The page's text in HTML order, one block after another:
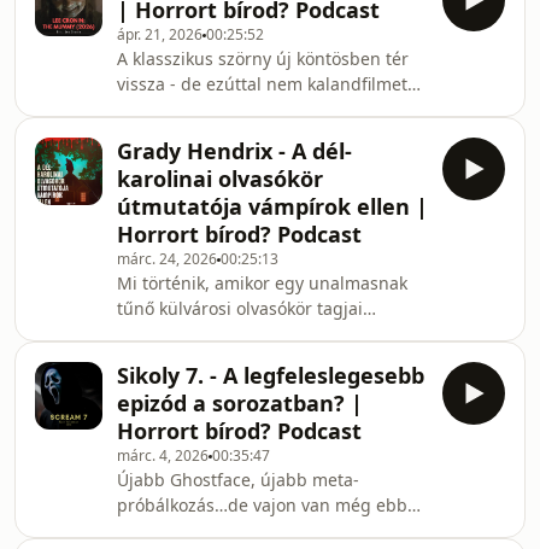
Assistant. Két hasonló helyszín, de
teljesen eltérő megközelítés - és nem
egyforma eredmény.Horrort bírod?
Buy Me a Coffee linkHorrort bírod?
fontosabb linkjeiThe Mortuary
Assistant IMDb oldalaThe Corpse of
Anna Fritz IMDb oldal
| Horrort bírod? Podcast
ápr. 21, 202600:25:52
A klasszikus szörny új köntösben tér
vissza - de ezúttal nem kalandfilmet
horrort. Lee Cronin (Gonosz halott: Az
ébredés) a mítoszt a saját képére
formálja: klausztrofób hangulat, nyers
brutalitás és egyre fokozódó
paranoia.Ha érdekel, mit tud kezdeni
a modern horror egyik fenegyereke az
ikonikus lénnyel, ezt az epizódot
érdemes
Grady Hendrix - A dél-
karolinai olvasókör
útmutatója vámpírok ellen |
Horrort bírod? Podcast
márc. 24, 202600:25:13
Mi történik, amikor egy unalmasnak
tűnő külvárosi olvasókör tagjai
regénye egyszerre groteszk horror,
társadalmi szatíra és női sorsokról
szóló történet, amely a ’90-es évek
Amerikájában bontakozik ki.Ha
érdekel egy horror, ami lassan kúszik
be a bőröd alá, miközben nagyon is
valós problémákról beszél, akkor az
Sikoly 7. - A legfeleslegesebb
epizód a sorozatban? |
Horrort bírod? Podcast
márc. 4, 202600:35:47
Újabb Ghostface, újabb meta-
próbálkozás…de vajon van még ebben